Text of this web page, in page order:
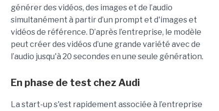
générer des vidéos, des images et de l’audio
simultanément à partir d’un prompt et d'images et
vidéos de référence. D’après l’entreprise, le modèle
peut créer des vidéos d’une grande variété avec de
l’audio jusqu'à 20 secondes en une seule génération.
En phase de test chez Audi
La start-up s'est rapidement associée à l’entreprise